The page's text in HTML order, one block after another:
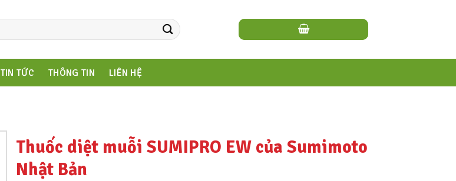
TIN TỨC THÔNG TIN LIÊN HỆ
Thuốc diệt muỗi SUMIPRO EW của Sumimoto
Nhật Bản